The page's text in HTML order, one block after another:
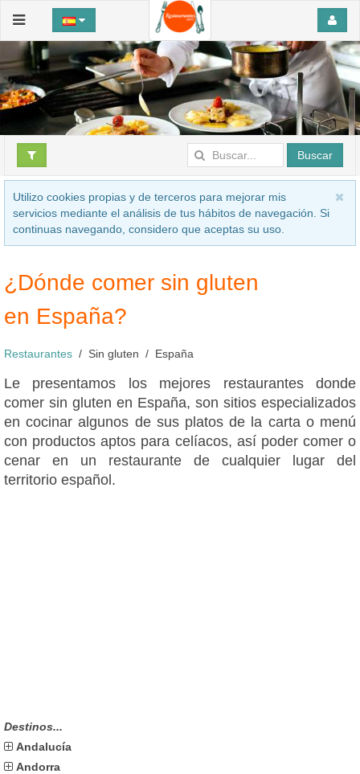
Buscar
Utilizo cookies propias y de terceros para mejorar mis
servicios mediante el análisis de tus hábitos de navegación. Si
continuas navegando, considero que aceptas su uso.
¿Dónde comer sin gluten
en España?
Restaurantes Sin gluten España
Le presentamos los mejores restaurantes donde
comer sin gluten en España, son sitios especializados
en cocinar algunos de sus platos de la carta o menú
con productos aptos para celíacos, así poder comer o
cenar en un restaurante de cualquier lugar del
territorio español.
Destinos...
Andalucía
Andorra